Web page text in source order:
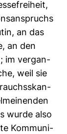
an das
an den
im ver­gan­
weil sie
wurde also
Kom­mu­ni­